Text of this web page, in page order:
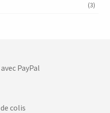
(3)
avec PayPal
de colis